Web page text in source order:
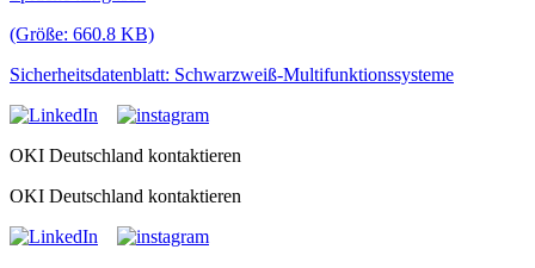
(Größe: 660.8 KB)
Sicherheitsdatenblatt: Schwarzweiß-Multifunktionssysteme
OKI Deutschland kontaktieren
OKI Deutschland kontaktieren